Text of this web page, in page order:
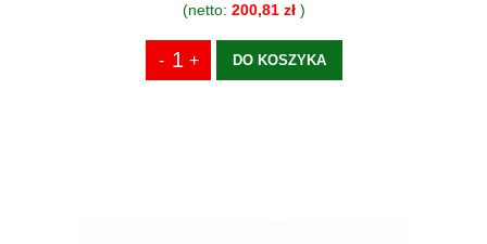
(netto: 200,81 zł)
DO KOSZYKA